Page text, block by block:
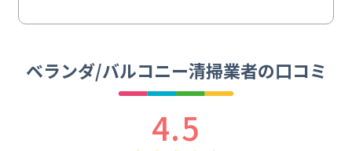
ベランダ/バルコニー清掃業者の口コミ
4.5